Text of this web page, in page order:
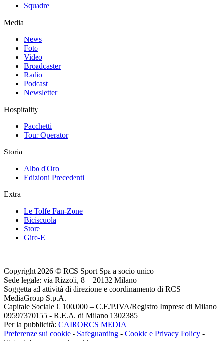
Squadre
Media
News
Foto
Video
Broadcaster
Radio
Podcast
Newsletter
Hospitality
Pacchetti
Tour Operator
Storia
Albo d'Oro
Edizioni Precedenti
Extra
Le Tolfe Fan-Zone
Biciscuola
Store
Giro-E
Copyright 2026 © RCS Sport Spa a socio unico
Sede legale: via Rizzoli, 8 – 20132 Milano
Soggetta ad attività di direzione e coordinamento di RCS
MediaGroup S.p.A.
Capitale Sociale € 100.000 – C.F./P.IVA/Registro Imprese di Milano
09597370155 - R.E.A. di Milano 1302385
Per la pubblicità: CAIRORCS MEDIA
Preferenze sui cookie - Safeguarding - Cookie e Privacy Policy -